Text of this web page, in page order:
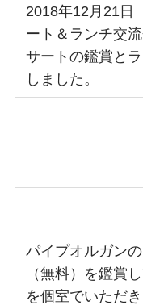
2018年12月21日
ート＆ランチ交
サートの鑑賞と
しました。
パイプオルガン
（無料）を鑑賞
を個室でいただ